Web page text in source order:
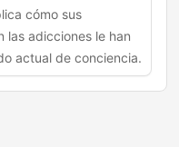
cómo sus
las adicciones le han
actual de conciencia.